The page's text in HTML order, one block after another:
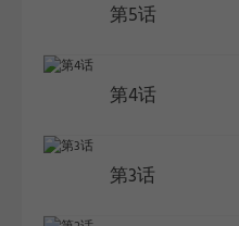
第5话
第4话
第3话